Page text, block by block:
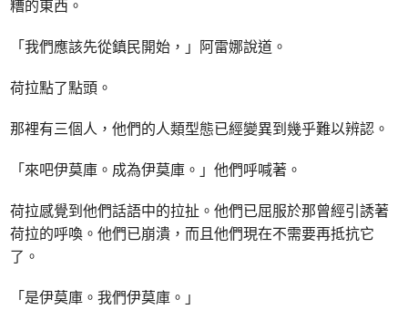
糟的東西。
「我們應該先從鎮民開始，」阿雷娜說道。
荷拉點了點頭。
那裡有三個人，他們的人類型態已經變異到幾乎難以辨認。
「來吧伊莫庫。成為伊莫庫。」他們呼喊著。
荷拉感覺到他們話語中的拉扯。他們已屈服於那曾經引誘著
荷拉的呼喚。他們已崩潰，而且他們現在不需要再抵抗它
了。
「是伊莫庫。我們伊莫庫。」